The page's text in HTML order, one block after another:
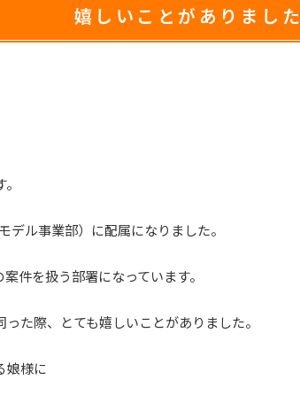
嬉しいことがありました
デル事業部）に配属になりました。
件を扱う部署になっています。
た際、とても嬉しいことがありました。
娘様に